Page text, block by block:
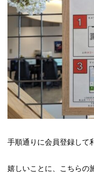
手順通りに会員登録して
嬉しいことに、こちらの